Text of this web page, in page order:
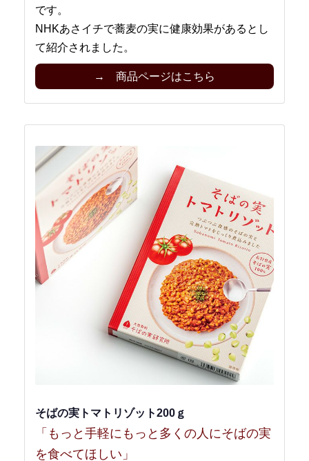
です。
NHKあさイチで蕎麦の実に健康効果があるとし
て紹介されました。
→ 商品ページはこちら
そばの実トマトリゾット200ｇ
「もっと手軽にもっと多くの人にそばの実
を食べてほしい」